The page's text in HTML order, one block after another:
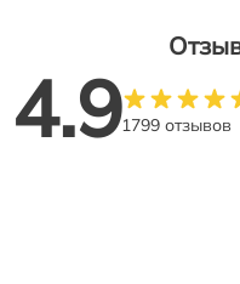
4.91799 отзывов